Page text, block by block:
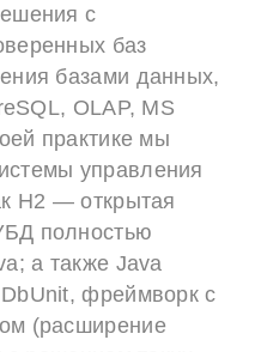
с
баз
базами данных,
OLAP, MS
практике мы
управления
H2 — открытая
полностью
а также Java
фреймворк с
(расширение